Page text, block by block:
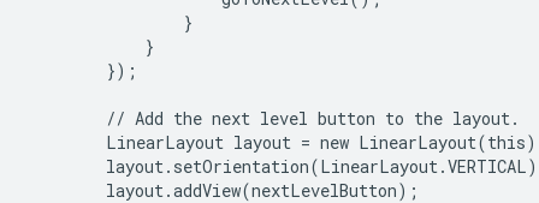
}
}
});
// Add the next level button to the layout.
LinearLayout layout = new LinearLayout(this
layout. setOrientation(LinearLayout.VERTICAL
layout.addView(nextLevelButton);